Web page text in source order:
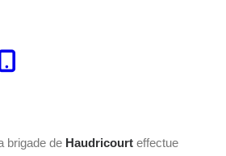
de procéder au paiement du
brigade de Haudricourt effectue